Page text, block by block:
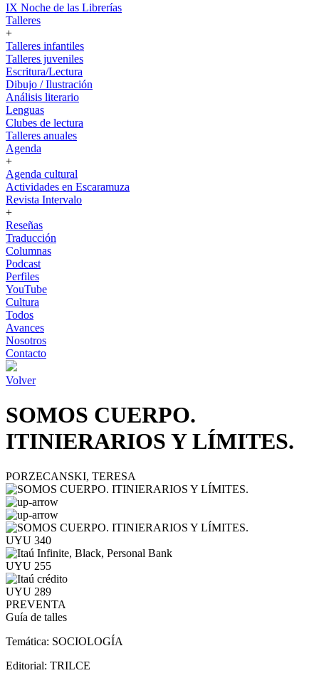
IX Noche de las Librerías
Talleres
+
Talleres infantiles
Talleres juveniles
Escritura/Lectura
Dibujo / Ilustración
Análisis literario
Lenguas
Clubes de lectura
Talleres anuales
Agenda
+
Agenda cultural
Actividades en Escaramuza
Revista Intervalo
+
Reseñas
Traducción
Columnas
Podcast
Perfiles
YouTube
Cultura
Todos
Avances
Nosotros
Contacto
Volver
SOMOS CUERPO.
ITINIERARIOS Y LÍMITES.
PORZECANSKI, TERESA
UYU 340
UYU 255
UYU 289
PREVENTA
Guía de talles
Temática: SOCIOLOGÍA
Editorial: TRILCE